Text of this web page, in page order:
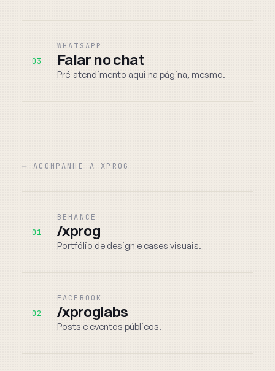
03
WHATSAPP
Falar no chat
Pré-atendimento aqui na página, mesmo.
─ ACOMPANHE A XPROG
01
BEHANCE
/xprog
Portfólio de design e cases visuais.
02
FACEBOOK
/xproglabs
Posts e eventos públicos.